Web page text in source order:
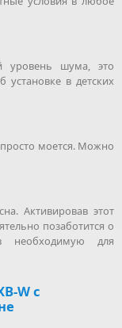
уровень шума, это
установке в детских
моется. Можно
Активировав этот
позаботится о
необходимую для
W с